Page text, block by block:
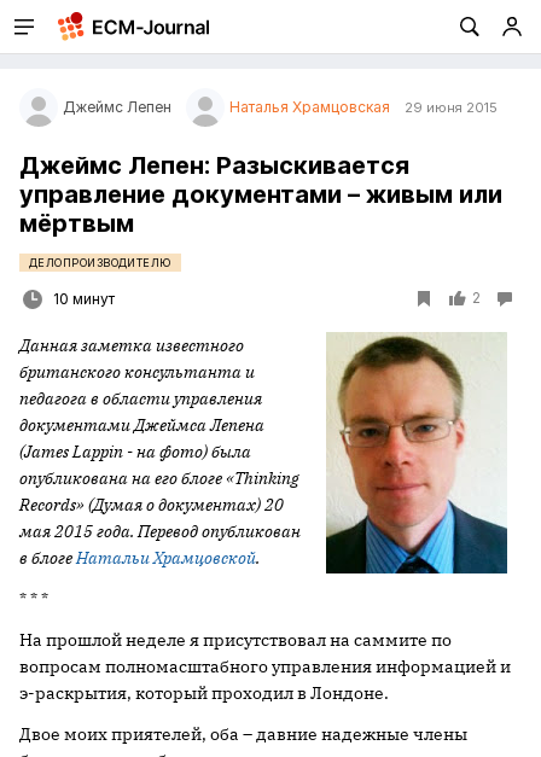
Джеймс Лепен Наталья Храмцовская 29 июня 2015
Джеймс Лепен: Разыскивается
управление документами – живым или
мёртвым
ДЕЛОПРОИЗВОДИТЕЛЮ
10 минут 2
Данная заметка известного
британского консультанта и
педагога в области управления
документами Джеймса Лепена
(James Lappin - на фото) была
опубликована на его блоге «Thinking
Records» (Думая о документах) 20
мая 2015 года. Перевод опубликован
в блогеНатальи Храмцовской.
* * *
На прошлой неделе я присутствовал на саммите по
вопросам полномасштабного управления информацией и
э-раскрытия, который проходил в Лондоне.
Двое моих приятелей, оба – давние надежные члены